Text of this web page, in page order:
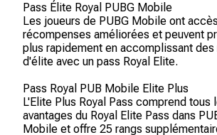
Pass Élite Royal PUBG Mobile
Les joueurs de PUBG Mobile ont
récompenses améliorées et peuvent
plus rapidement en accomplissant des
d'élite avec un pass Royal Elite.
Pass Royal PUB Mobile Elite Plus
L'Elite Plus Royal Pass comprend tous
avantages du Royal Elite Pass dans
Mobile et offre 25 rangs